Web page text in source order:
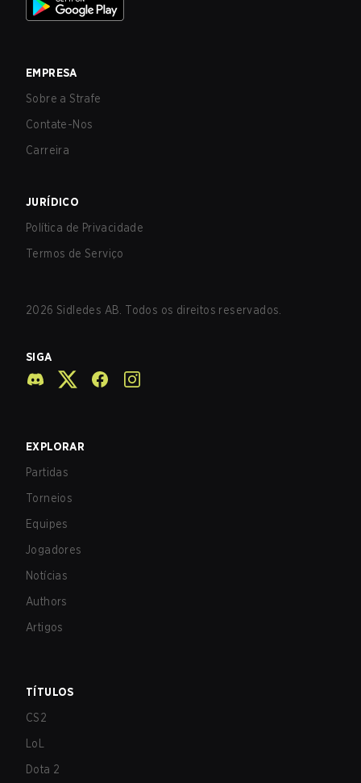
EMPRESA
Sobre a Strafe
Contate-Nos
Carreira
JURÍDICO
Política de Privacidade
Termos de Serviço
2026 Sidledes AB. Todos os direitos reservados.
SIGA
EXPLORAR
Partidas
Torneios
Equipes
Jogadores
Notícias
Authors
Artigos
TÍTULOS
CS2
LoL
Dota 2